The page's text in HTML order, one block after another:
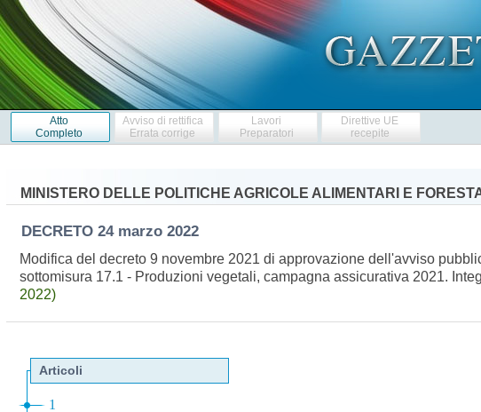
Atto
Completo
Avviso di rettifica
Errata corrige
Lavori
Preparatori
Direttive UE
recepite
MINISTERO DELLE POLITICHE AGRICOLE ALIMENTARI E
DECRETO 24 marzo 2022
Modifica del decreto 9 novembre 2021 di approvazione dell'avviso
sottomisura 17.1 - Produzioni vegetali, campagna assicurativa 2021.
2022)